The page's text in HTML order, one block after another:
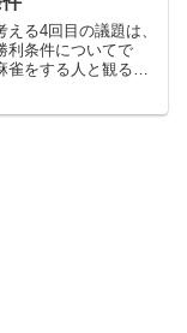
る4回目の議題は、
利条件についてで
雀をする人と観る人